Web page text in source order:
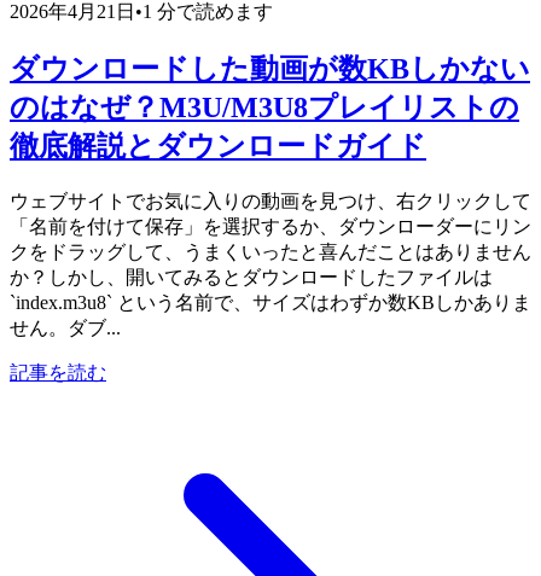
2026年4月21日 •1 分で読めます
ダウンロードした動画が数KBしかない
のはなぜ？M3U/M3U8プレイリストの
徹底解説とダウンロードガイド
ウェブサイトでお気に入りの動画を見つけ、右クリックして
「名前を付けて保存」を選択するか、ダウンローダーにリン
クをドラッグして、うまくいったと喜んだことはありません
か？しかし、開いてみるとダウンロードしたファイルは
`index.m3u8` という名前で、サイズはわずか数KBしかありま
せん。ダブ...
記事を読む